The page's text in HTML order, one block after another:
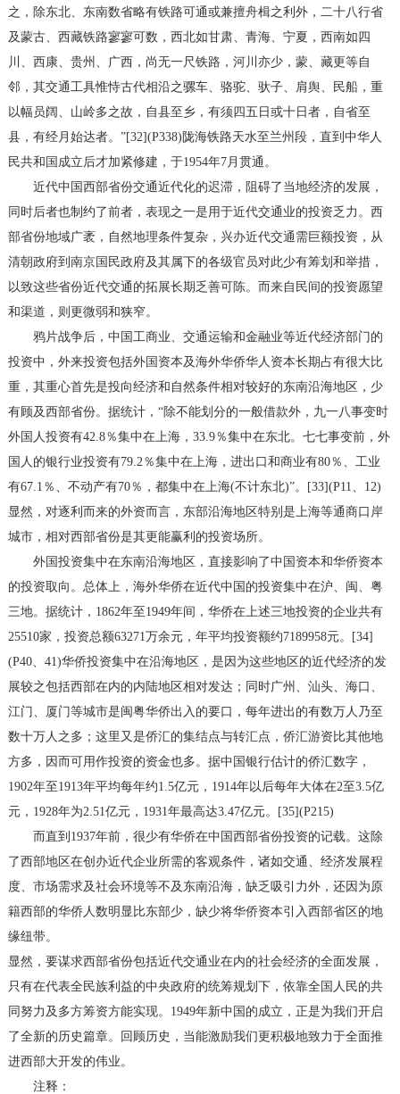
之，除东北、东南数省略有铁路可通或兼擅舟楫之利外，二十八行省
及蒙古、西藏铁路寥寥可数，西北如甘肃、青海、宁夏，西南如四
川、西康、贵州、广西，尚无一尺铁路，河川亦少，蒙、藏更等自
邻，其交通工具惟恃古代相沿之骡车、骆驼、驮子、肩舆、民船，重
以幅员阔、山岭多之故，自县至乡，有须四五日或十日者，自省至
县，有经月始达者。”[32](P338)陇海铁路天水至兰州段，直到中华人
民共和国成立后才加紧修建，于1954年7月贯通。
近代中国西部省份交通近代化的迟滞，阻碍了当地经济的发展，
同时后者也制约了前者，表现之一是用于近代交通业的投资乏力。西
部省份地域广袤，自然地理条件复杂，兴办近代交通需巨额投资，从
清朝政府到南京国民政府及其属下的各级官员对此少有筹划和举措，
以致这些省份近代交通的拓展长期乏善可陈。而来自民间的投资愿望
和渠道，则更微弱和狭窄。
鸦片战争后，中国工商业、交通运输和金融业等近代经济部门的
投资中，外来投资包括外国资本及海外华侨华人资本长期占有很大比
重，其重心首先是投向经济和自然条件相对较好的东南沿海地区，少
有顾及西部省份。据统计，“除不能划分的一般借款外，九一八事变时
外国人投资有42.8％集中在上海，33.9％集中在东北。七七事变前，外
国人的银行业投资有79.2％集中在上海，进出口和商业有80％、工业
有67.1％、不动产有70％，都集中在上海(不计东北)”。[33](P11、12)
显然，对逐利而来的外资而言，东部沿海地区特别是上海等通商口岸
城市，相对西部省份是其更能赢利的投资场所。
外国投资集中在东南沿海地区，直接影响了中国资本和华侨资本
的投资取向。总体上，海外华侨在近代中国的投资集中在沪、闽、粤
三地。据统计，1862年至1949年间，华侨在上述三地投资的企业共有
25510家，投资总额63271万余元，年平均投资额约7189958元。[34]
(P40、41)华侨投资集中在沿海地区，是因为这些地区的近代经济的发
展较之包括西部在内的内陆地区相对发达；同时广州、汕头、海口、
江门、厦门等城市是闽粤华侨出入的要口，每年进出的有数万人乃至
数十万人之多；这里又是侨汇的集结点与转汇点，侨汇游资比其他地
方多，因而可用作投资的资金也多。据中国银行估计的侨汇数字，
1902年至1913年平均每年约1.5亿元，1914年以后每年大体在2至3.5亿
元，1928年为2.51亿元，1931年最高达3.47亿元。[35](P215)
而直到1937年前，很少有华侨在中国西部省份投资的记载。这除
了西部地区在创办近代企业所需的客观条件，诸如交通、经济发展程
度、市场需求及社会环境等不及东南沿海，缺乏吸引力外，还因为原
籍西部的华侨人数明显比东部少，缺少将华侨资本引入西部省区的地
缘纽带。
显然，要谋求西部省份包括近代交通业在内的社会经济的全面发展，
只有在代表全民族利益的中央政府的统筹规划下，依靠全国人民的共
同努力及多方筹资方能实现。1949年新中国的成立，正是为我们开启
了全新的历史篇章。回顾历史，当能激励我们更积极地致力于全面推
进西部大开发的伟业。
注释：